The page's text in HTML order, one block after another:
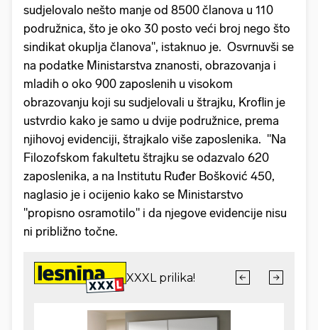
sudjelovalo nešto manje od 8500 članova u 110
podružnica, što je oko 30 posto veći broj nego što
sindikat okuplja članova", istaknuo je. Osvrnuvši se
na podatke Ministarstva znanosti, obrazovanja i
mladih o oko 900 zaposlenih u visokom
obrazovanju koji su sudjelovali u štrajku, Kroflin je
ustvrdio kako je samo u dvije podružnice, prema
njihovoj evidenciji, štrajkalo više zaposlenika. "Na
Filozofskom fakultetu štrajku se odazvalo 620
zaposlenika, a na Institutu Ruđer Bošković 450,
naglasio je i ocijenio kako se Ministarstvo
"propisno osramotilo" i da njegove evidencije nisu
ni približno točne.